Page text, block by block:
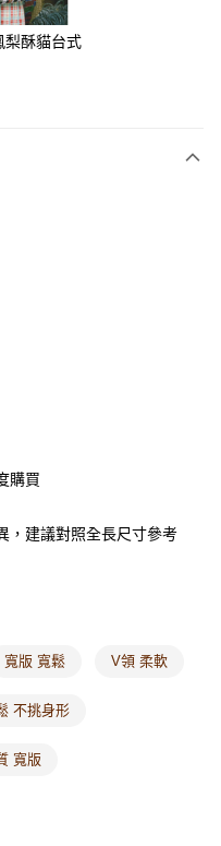
費
費
費
費
運費
梨酥貓台式
購買
，建議對照全長尺寸參考
寬版 寬鬆 V領 柔軟
不挑身形
寬版